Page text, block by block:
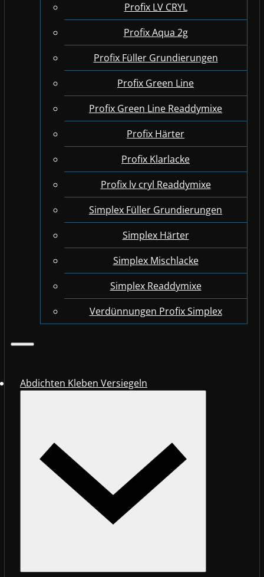
Profix LV CRYL
Profix Aqua 2g
Profix Füller Grundierungen
Profix Green Line
Profix Green Line Readdymixe
Profix Härter
Profix Klarlacke
Profix lv cryl Readdymixe
Simplex Füller Grundierungen
Simplex Härter
Simplex Mischlacke
Simplex Readdymixe
Verdünnungen Profix Simplex
Abdichten Kleben Versiegeln